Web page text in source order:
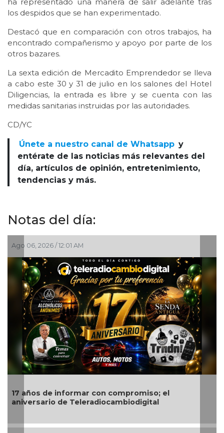
los despidos que se han experimentado.
Destacó que en comparación con otros trabajos, ha
encontrado compañerismo y apoyo por parte de los
otros bazares.
La sexta edición de Mercadito Emprendedor se lleva
a cabo este 30 y 31 de julio en los salones del Hotel
Diligencias, la entrada es libre y se cuenta con las
medidas sanitarias instruidas por las autoridades.
CD/YC
Únete a nuestro canal de Whatsapp y
entérate de las noticias más relevantes del
día, artículos de opinión, entretenimiento,
tendencias y más.
Notas del día:
2026 / 12:01 AM
de informar con compromiso; el
de Teleradiocambiodigital